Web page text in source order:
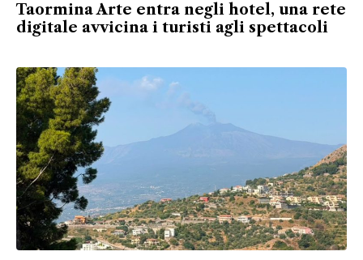
Taormina Arte entra negli hotel, una rete
digitale avvicina i turisti agli spettacoli